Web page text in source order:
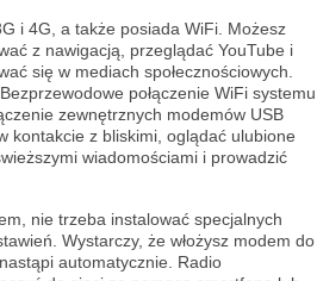
i 4G, a także posiada WiFi. Możesz
z nawigacją, przeglądać YouTube i
się w mediach społecznościowych.
połączenie WiFi systemu
zewnętrznych modemów USB
kontakcie z bliskimi, oglądać ulubione
wiadomościami i prowadzić
nie trzeba instalować specjalnych
Wystarczy, że włożysz modem do
automatycznie. Radio